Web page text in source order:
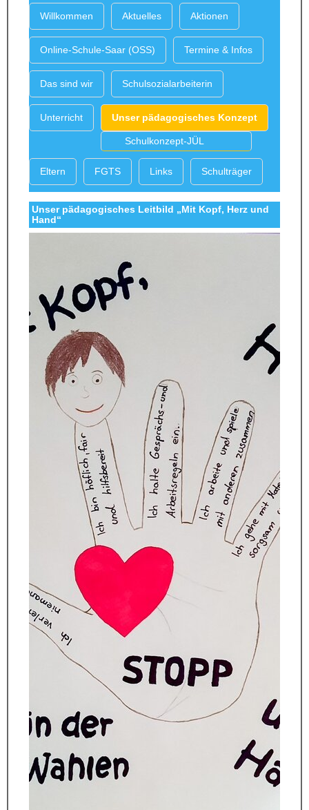
Willkommen Aktuelles Aktionen
Online-Schule-Saar (OSS) Termine & Infos
Das sind wir Schulsozialarbeiterin
Unterricht Unser pädagogisches Konzept
Schulkonzept-JÜL
Eltern FGTS Links Schulträger
Unser pädagogisches Leitbild „Mit Kopf, Herz und
Hand“